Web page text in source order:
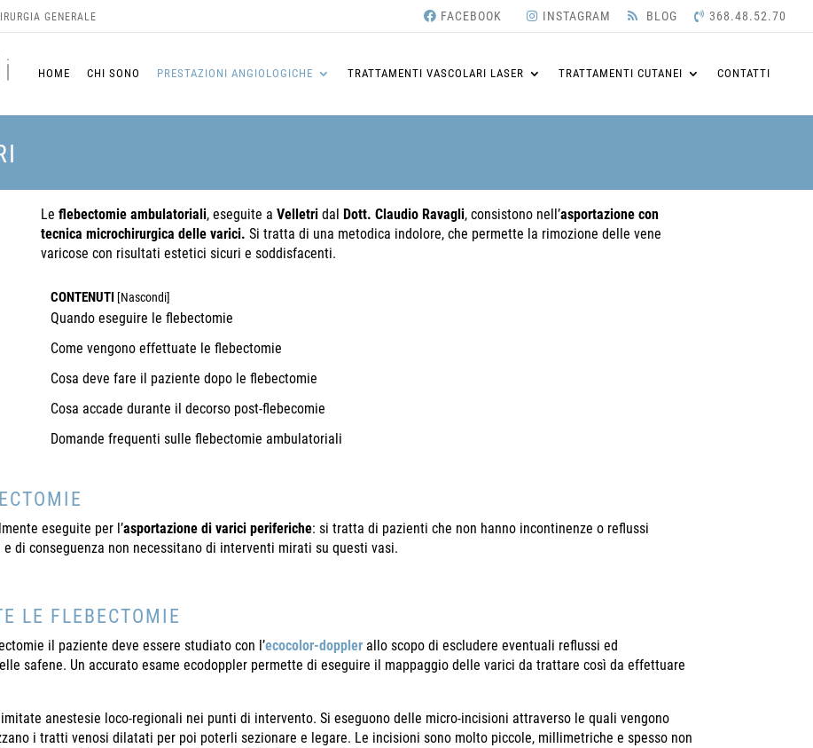
GENERALE FACEBOOK INSTAGRAM BLOG 368.48.52.70
HOME CHI SONO PRESTAZIONI ANGIOLOGICHE TRATTAMENTI VASCOLARI LASER TRATTAMENTI CUTANEI CONTATTI
Le flebectomie ambulatoriali, eseguite a Velletridal Dott. Claudio Ravagli, consistono nell’asportazione con
tecnica microchirurgica delle varici. Si tratta di una metodica indolore, che permette la rimozione delle vene
varicose con risultati estetici sicuri e soddisfacenti.
CONTENUTI [Nascondi]
Quando eseguire le flebectomie
Come vengono effettuate le flebectomie
Cosa deve fare il paziente dopo le flebectomie
Cosa accade durante il decorso post-flebecomie
Domande frequenti sulle flebectomie ambulatoriali
eseguite per l’asportazione di varici periferiche: si tratta di pazienti che non hanno incontinenze o reflussi
di conseguenza non necessitano di interventi mirati su questi vasi.
LE FLEBECTOMIE
il paziente deve essere studiato con l’ecocolor-doppler allo scopo di escludere eventuali reflussi ed
safene. Un accurato esame ecodoppler permette di eseguire il mappaggio delle varici da trattare così da effettuare
anestesie loco-regionali nei punti di intervento. Si eseguono delle micro-incisioni attraverso le quali vengono
i tratti venosi dilatati per poi poterli sezionare e legare. Le incisioni sono molto piccole, millimetriche e spesso non